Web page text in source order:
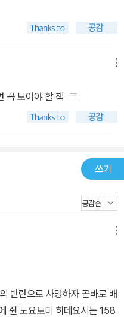
꼭 보아야 할 책
쓰기
반란으로 사망하자 곧바로 배
쥔 도요토미 히데요시는 158